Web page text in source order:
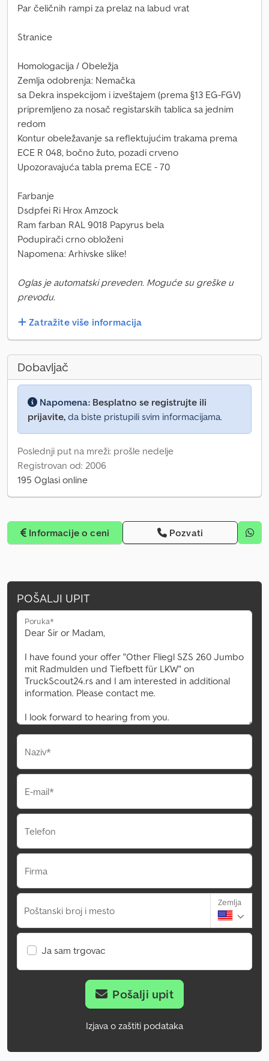
Par čeličnih rampi za prelaz na labud vrat
Stranice
Homologacija / Obeležja
Zemlja odobrenja: Nemačka
sa Dekra inspekcijom i izveštajem (prema §13 EG-FGV)
pripremljeno za nosač registarskih tablica sa jednim
redom
Kontur obeležavanje sa reflektujućim trakama prema
ECE R 048, bočno žuto, pozadi crveno
Upozoravajuća tabla prema ECE - 70
Farbanje
Dsdpfei Ri Hrox Amzock
Ram farban RAL 9018 Papyrus bela
Podupirači crno obloženi
Napomena: Arhivske slike!
Oglas je automatski preveden. Moguće su greške u
prevodu.
Zatražite više informacija
Dobavljač
Napomena: Besplatno se registrujte ili
prijavite, da biste pristupili svim informacijama.
Poslednji put na mreži: prošle nedelje
Registrovan od: 2006
195 Oglasi online
Informacije o ceni Pozvati
POŠALJI UPIT
Poruka*
Naziv*
E-mail*
Telefon
Firma
Poštanski broj i mesto
Zemlja
Ja sam trgovac
Pošalji upit
Izjava o zaštiti podataka